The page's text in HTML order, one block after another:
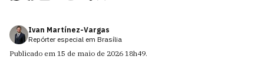
Ivan Martínez-Vargas
Repórter especial em Brasília
Publicado em 15 de maio de 2026 18h49.